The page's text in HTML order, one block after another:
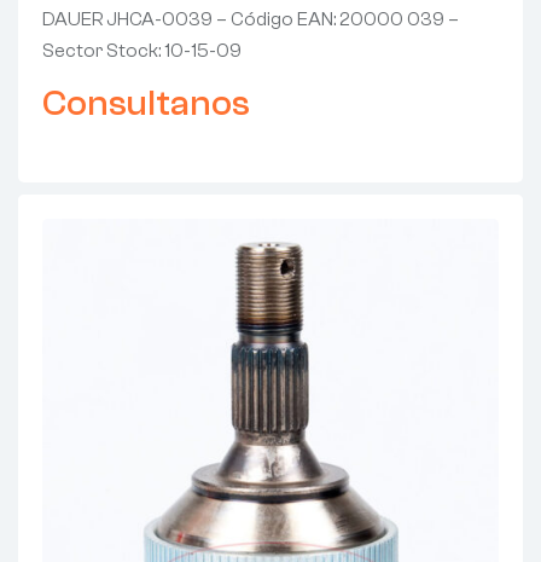
DAUER JHCA-0039 – Código EAN: 20000 039 –
Sector Stock: 10-15-09
Consultanos